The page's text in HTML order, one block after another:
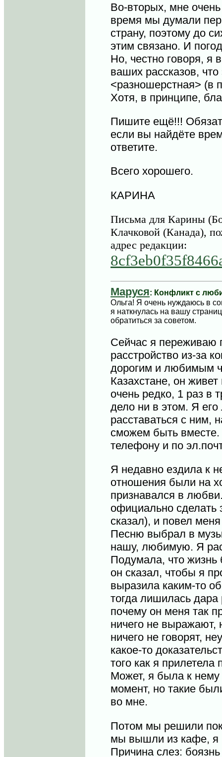
Во-вторых, мне
время мы думали
страну, поэтому до
этим связано. И
Но, честно говоря, я
ваших рассказов, что
<разношерстная> (в
Хотя, в принципе,
Пишите ещё!!!
если вы найдёте
ответите.
Всего хорошего.
КАРИНА
Письма для Карины
Клачковой (Канада),
адрес редакции:
Маруся: Конфликт с
Ольга! Я очень нуждаюсь в
я наткнулась на вашу
обратиться за советом.
Сейчас я переживаю
расстройство из-за
дорогим и любимым
Казахстане, он
очень редко, 1 раз в
дело ни в этом. Я
расставаться с ним,
сможем быть
телефону и по
Я недавно ездила к
отношения были на
признавался в
официально сделать
сказал), и повел
Песню выбрал в
нашу, любимую. Я
Подумала, что жизнь
он сказал, чтобы я
выразила каким-то
тогда лишилась дара
почему он меня так
ничего не выражают,
ничего не говорят,
какое-то
того как я прилетела
Может, я была к нему
момент, но такие
во мне.
Потом мы решили
мы вышли из кафе, я
Причина слез: